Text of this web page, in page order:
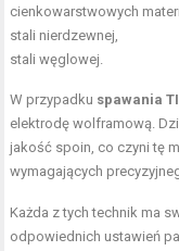
cienkowarstwowych
stali nierdzewnej,
stali węglowej.
W przypadku spawania
elektrodę wolframową.
jakość spoin, co czyni tę
wymagających
Każda z tych technik ma
odpowiednich ustawień